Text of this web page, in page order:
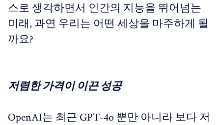
스로 생각하면서 인간의 지능을 뛰어넘는
미래, 과연 우리는 어떤 세상을 마주하게 될
까요?
저렴한 가격이 이끈 성공
OpenAI는 최근 GPT-4o 뿐만 아니라 보다 저